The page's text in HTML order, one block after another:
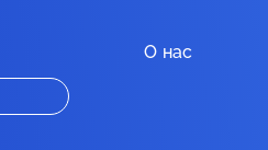
О нас